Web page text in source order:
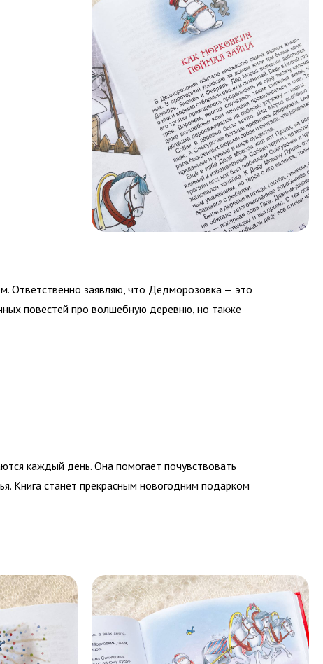
Ответственно заявляю, что Дедморозовка — это
повестей про волшебную деревню, но также
каждый день. Она помогает почувствовать
Книга станет прекрасным новогодним подарком